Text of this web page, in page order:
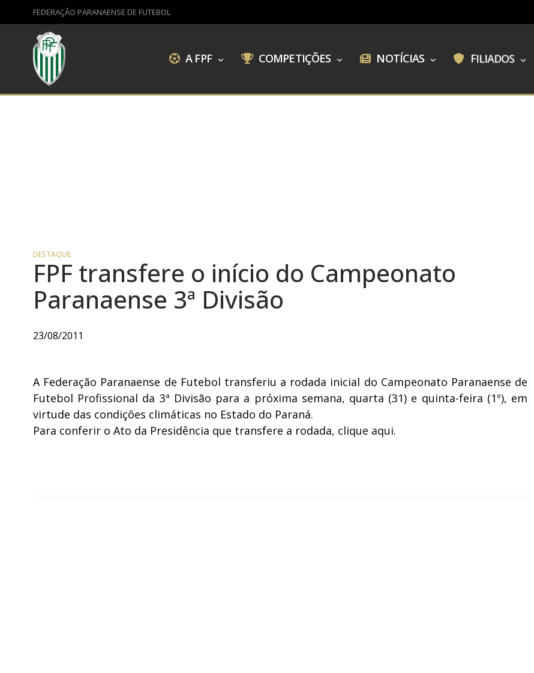
FEDERAÇÃO PARANAENSE DE FUTEBOL
A FPF COMPETIÇÕES NOTÍCIAS FILIADOS
DESTAQUE
FPF transfere o início do Campeonato
Paranaense 3ª Divisão
23/08/2011
A Federação Paranaense de Futebol transferiu a rodada inicial do Campeonato Paranaense de
Futebol Profissional da 3ª Divisão para a próxima semana, quarta (31) e quinta-feira (1º), em
virtude das condições climáticas no Estado do Paraná.
Para conferir o Ato da Presidência que transfere a rodada, clique aqui.